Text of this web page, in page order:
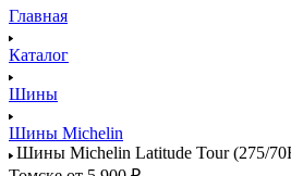
Главная
Каталог
Шины
Шины Michelin
Шины Michelin Latitude Tour (275/